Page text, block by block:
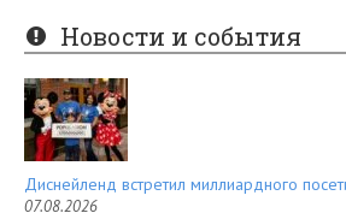
er
es
t
e
d
Новости и события
Диснейленд встретил миллиардного
07.08.2026